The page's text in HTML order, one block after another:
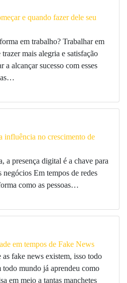
e quando fazer dele seu
em trabalho? Trabalhar em
mais alegria e satisfação
a alcançar sucesso com esses
influência no crescimento de
a presença digital é a chave para
negócios Em tempos de redes
como as pessoas…
em tempos de Fake News
fake news existem, isso todo
todo mundo já aprendeu como
em meio a tantas manchetes